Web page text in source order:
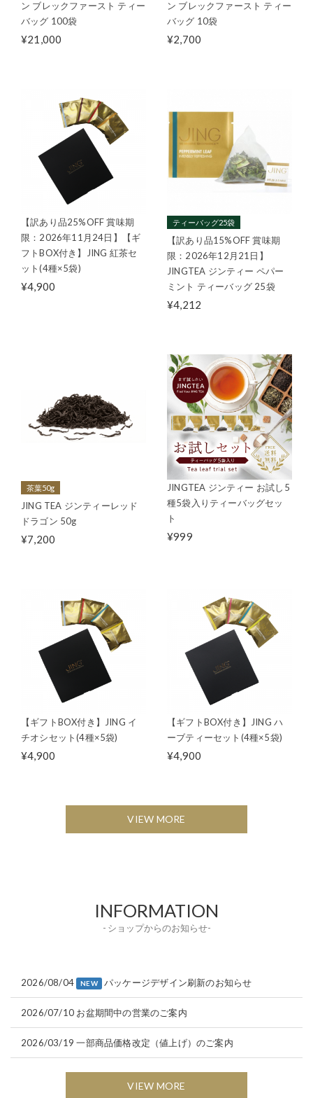
ン ブレックファースト ティー
バッグ 100袋
¥21,000
ン ブレックファースト ティー
バッグ 10袋
¥2,700
【訳あり品25%OFF 賞味期
限：2026年11月24日】【ギ
フトBOX付き】JING 紅茶セ
ット(4種×5袋)
¥4,900
ティーバッグ25袋
【訳あり品15%OFF 賞味期
限：2026年12月21日】
JINGTEA ジンティー ペパー
ミント ティーバッグ 25袋
¥4,212
茶葉50g
JING TEA ジンティーレッド
ドラゴン 50g
¥7,200
JINGTEA ジンティー お試し5
種5袋入りティーバッグセッ
ト
¥999
【ギフトBOX付き】JING イ
チオシセット(4種×5袋)
¥4,900
【ギフトBOX付き】JING ハ
ーブティーセット(4種×5袋)
¥4,900
VIEW MORE
INFORMATION
- ショップからのお知らせ-
2026/08/04 NEW パッケージデザイン刷新のお知らせ
2026/07/10 お盆期間中の営業のご案内
2026/03/19 一部商品価格改定（値上げ）のご案内
VIEW MORE